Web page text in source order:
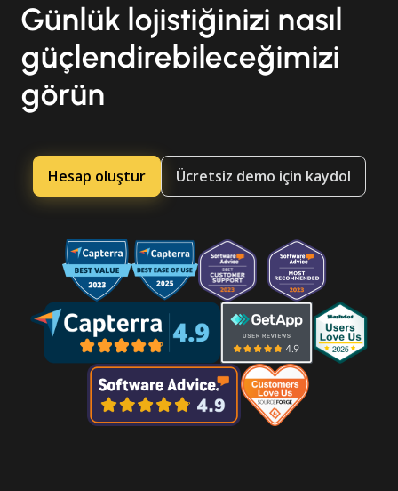
Günlük lojistiğinizi nasıl
güçlendirebileceğimizi
görün
Hesap oluştur Ücretsiz demo için kaydol